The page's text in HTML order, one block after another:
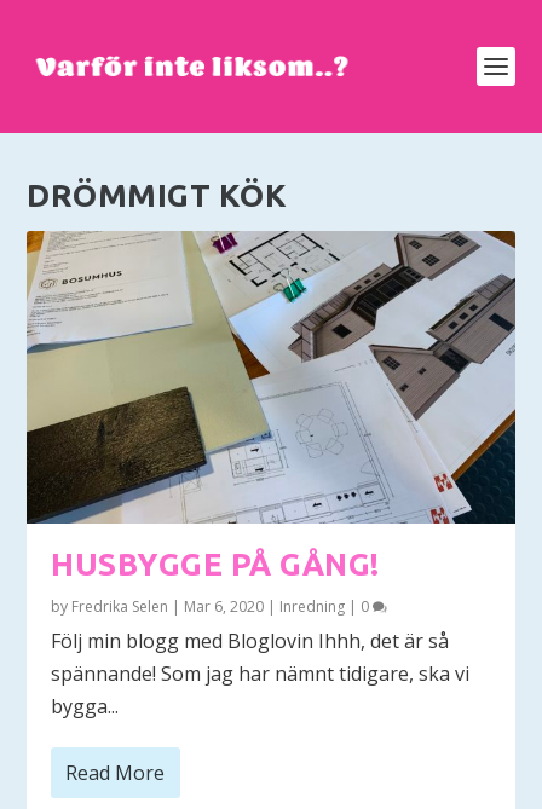
DRÖMMIGT KÖK
HUSBYGGE PÅ GÅNG!
by Fredrika Selen | Mar 6, 2020 | Inredning | 0
Följ min blogg med Bloglovin Ihhh, det är så
spännande! Som jag har nämnt tidigare, ska vi
bygga...
Read More